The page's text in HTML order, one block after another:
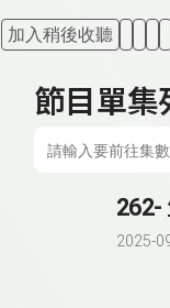
加入稍後收聽
節目單集
262-
2025-